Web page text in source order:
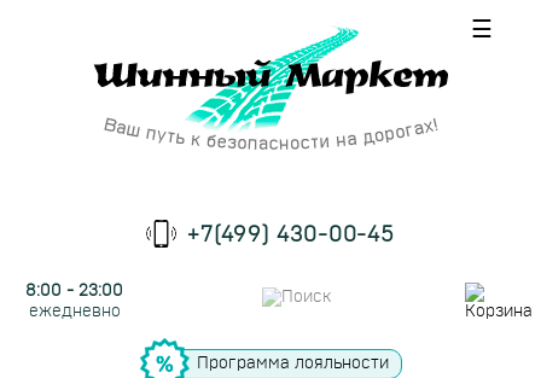
☰
+7(499) 430-00-45
8:00 - 23:00
ежедневно
Программа лояльности